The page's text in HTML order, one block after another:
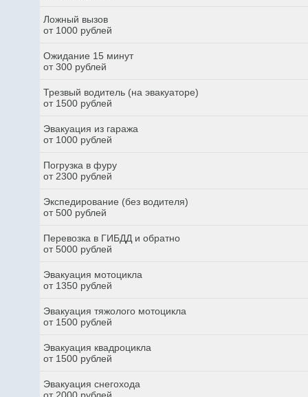
Ложный вызов
от 1000 рублей
Ожидание 15 минут
от 300 рублей
Трезвый водитель (на эвакуаторе)
от 1500 рублей
Эвакуация из гаража
от 1000 рублей
Погрузка в фуру
от 2300 рублей
Экспедирование (без водителя)
от 500 рублей
Перевозка в ГИБДД и обратно
от 5000 рублей
Эвакуация мотоцикла
от 1350 рублей
Эвакуация тяжолого мотоцикла
от 1500 рублей
Эвакуация квадроцикла
от 1500 рублей
Эвакуация снегохода
от 2000 рублей